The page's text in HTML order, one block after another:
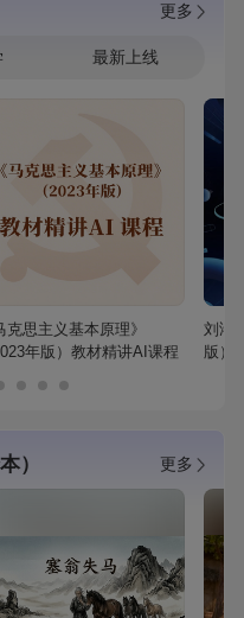
更多
最新上线
克思主义基本原理》
年版）教材精讲AI课程
刘鸿
版）
） 更多